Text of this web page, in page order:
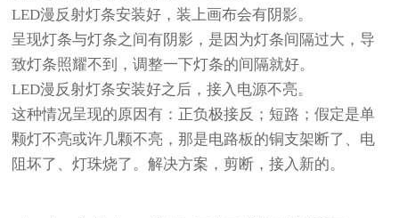
LED漫反射灯条安装好，装上画布会有阴影。
呈现灯条与灯条之间有阴影，是因为灯条间隔过大，导
致灯条照耀不到，调整一下灯条的间隔就好。
LED漫反射灯条安装好之后，接入电源不亮。
这种情况呈现的原因有：正负极接反；短路；假定是单
颗灯不亮或许几颗不亮，那是电路板的铜支架断了、电
阻坏了、灯珠烧了。解决方案，剪断，接入新的。